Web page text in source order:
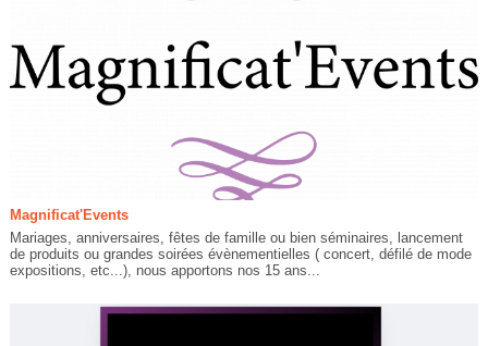
Magnificat'Events
Mariages, anniversaires, fêtes de famille ou bien séminaires, lancement
de produits ou grandes soirées évènementielles ( concert, défilé de mode
expositions, etc...), nous apportons nos 15 ans...